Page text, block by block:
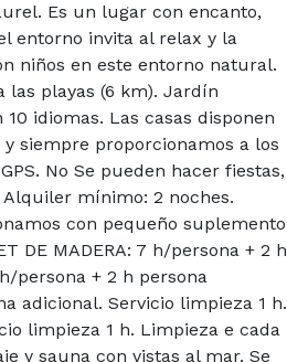
Es un lugar con encanto,
entorno invita al relax y la
niños en este entorno natural.
playas (6 km). Jardín
idiomas. Las casas disponen
siempre proporcionamos a los
No Se pueden hacer fiestas,
mínimo: 2 noches.
con pequeño suplemento
DE MADERA: 7 h/persona + 2 h
persona + 2 h persona
adicional. Servicio limpieza 1 h.
limpieza 1 h. Limpieza e cada
y sauna con vistas al mar. Se